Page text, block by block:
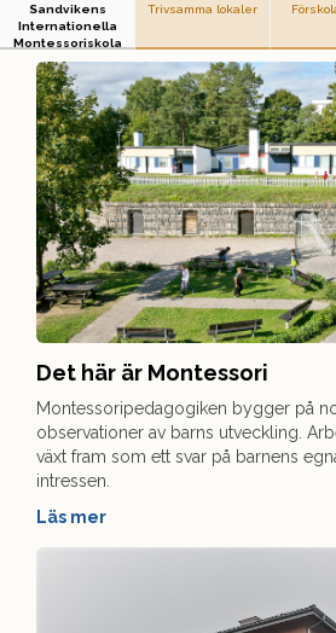
Sandvikens
Internationella
Montessoriskola
Trivsamma lokaler
Det här är Montessori
Montessoripedagogiken bygger på
observationer av barns utveckling.
växt fram som ett svar på barnens
intressen.
Läs mer